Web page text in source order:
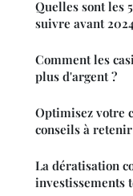
Quelles sont les
suivre avant
Comment les
plus d'argent ?
Optimisez votre
conseils à retenir
La dératisation
investissements